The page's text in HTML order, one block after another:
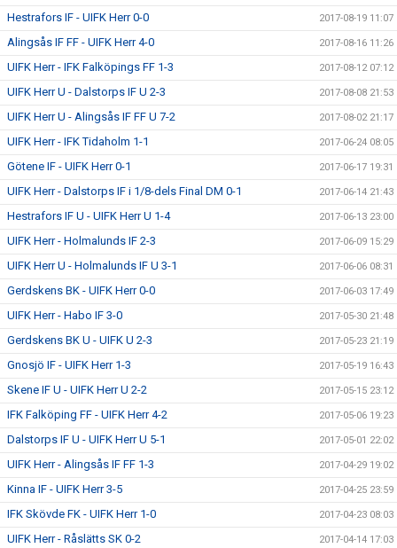
Hestrafors IF - UIFK Herr 0-0 2017-08-19 11:07
Alingsås IF FF - UIFK Herr 4-0 2017-08-16 11:26
UIFK Herr - IFK Falköpings FF 1-3 2017-08-12 07:12
UIFK Herr U - Dalstorps IF U 2-3 2017-08-08 21:53
UIFK Herr U - Alingsås IF FF U 7-2 2017-08-02 21:17
UIFK Herr - IFK Tidaholm 1-1 2017-06-24 08:05
Götene IF - UIFK Herr 0-1 2017-06-17 19:31
UIFK Herr - Dalstorps IF i 1/8-dels Final DM 0-1 2017-06-14 21:43
Hestrafors IF U - UIFK Herr U 1-4 2017-06-13 23:00
UIFK Herr - Holmalunds IF 2-3 2017-06-09 15:29
UIFK Herr U - Holmalunds IF U 3-1 2017-06-06 08:31
Gerdskens BK - UIFK Herr 0-0 2017-06-03 17:49
UIFK Herr - Habo IF 3-0 2017-05-30 21:48
Gerdskens BK U - UIFK U 2-3 2017-05-23 21:19
Gnosjö IF - UIFK Herr 1-3 2017-05-19 16:43
Skene IF U - UIFK Herr U 2-2 2017-05-15 23:12
IFK Falköping FF - UIFK Herr 4-2 2017-05-06 19:23
Dalstorps IF U - UIFK Herr U 5-1 2017-05-01 22:02
UIFK Herr - Alingsås IF FF 1-3 2017-04-29 19:02
Kinna IF - UIFK Herr 3-5 2017-04-25 23:59
IFK Skövde FK - UIFK Herr 1-0 2017-04-23 08:03
UIFK Herr - Råslätts SK 0-2 2017-04-14 17:03